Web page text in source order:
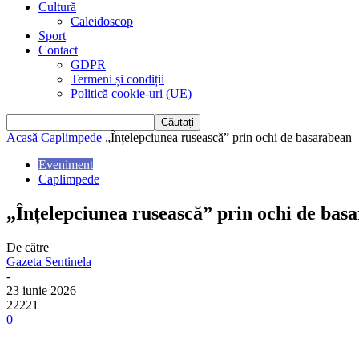
Cultură
Caleidoscop
Sport
Contact
GDPR
Termeni și condiții
Politică cookie-uri (UE)
Acasă Caplimpede „Înțelepciunea rusească” prin ochi de basarabean
Eveniment
Caplimpede
„Înțelepciunea rusească” prin ochi de
De către
Gazeta Sentinela
-
23 iunie 2026
22221
0